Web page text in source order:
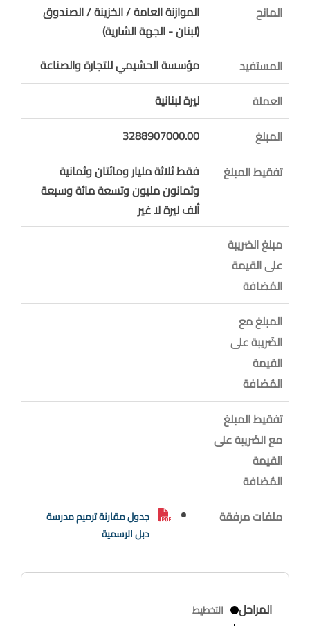
المانح
الموازنة العامة / الخزينة / الصندوق
(لبنان - الجهة الشارية)
المستفيد
مؤسسة الحشيمي للتجارة والصناعة
العملة
ليرة لبنانية
المبلغ
3288907000.00
تفقيط المبلغ
فقط ثلاثة مليار ومائتان وثمانية
وثمانون مليون وتسعة مائة وسبعة
ألف ليرة لا غير
مبلغ الضَريبة
على القيمة
المُضافة
المبلغ مع
الضَريبة على
القيمة
المُضافة
تفقيط المبلغ
مع الضَريبة على
القيمة
المُضافة
ملفات مرفقة
جدول مقارنة ترميم مدرسة
دبل الرسمية
المراحل التخطيط